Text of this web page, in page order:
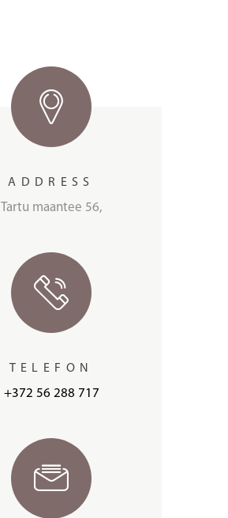
ADDRESS
Tartu maantee 56,
TELEFON
+372 56 288 717